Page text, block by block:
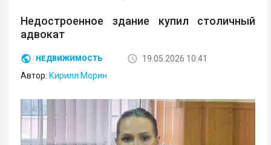
Недостроенное здание купил столичный
адвокат
НЕДВИЖИМОСТЬ
19.05.2026 10:41
Автор: Кирилл Морин